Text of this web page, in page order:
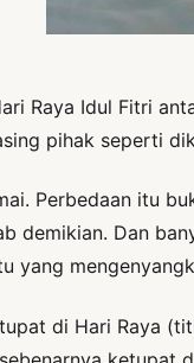
Raya Idul Fitri
pihak seperti
Perbedaan itu
demikian. Dan
yang
di Hari Raya